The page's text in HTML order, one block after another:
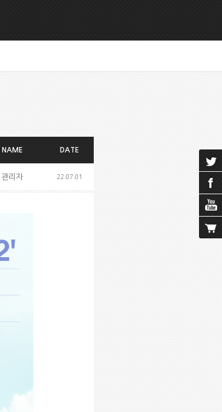
NAME DATE
관리자 22.07.01